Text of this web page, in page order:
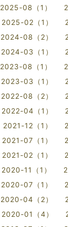
2025-08（1）
2025-02（1）
2024-08（2）
2024-03（1）
2023-08（1）
2023-03（1）
2022-08（2）
2022-04（1）
2021-12（1）
2021-07（1）
2021-02（1）
2020-11（1）
2020-07（1）
2020-04（2）
2020-01（4）